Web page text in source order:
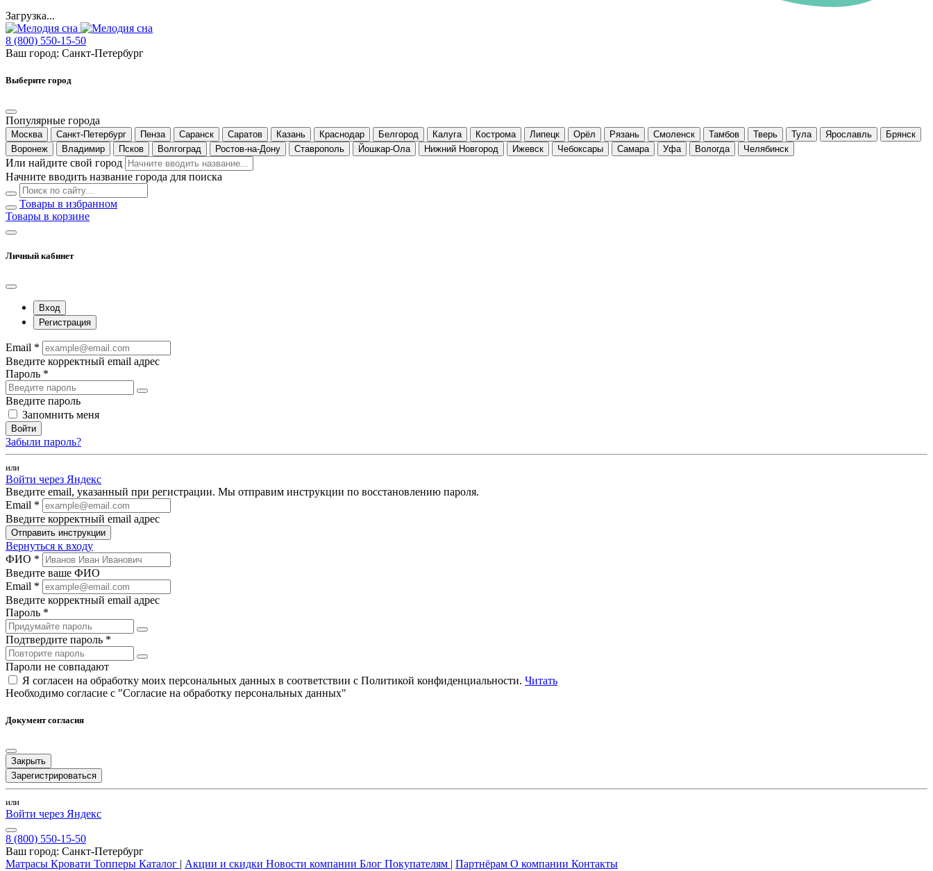
Загрузка...
8 (800) 550-15-50
Ваш город: Санкт-Петербург
Выберите город
Популярные города
Москва Санкт-Петербург Пенза Саранск Саратов Казань Краснодар Белгород Калуга Кострома Липецк Орёл Рязань Смоленск Тамбов Тверь Тула Ярославль
Брянск
Воронеж
Владимир Псков Волгоград Ростов-на-Дону Ставрополь Йошкар-Ола Нижний Новгород Ижевск Чебоксары Самара Уфа Вологда Челябинск
Или найдите свой город
Начните вводить название города для поиска
Товары в избранном
Товары в корзине
Личный кабинет
Вход
Регистрация
Email *
Введите корректный email адрес
Пароль *
Введите пароль
Запомнить меня
Войти
Забыли пароль?
или
Войти через Яндекс
Введите email, указанный при регистрации. Мы отправим инструкции по восстановлению пароля.
Email *
Введите корректный email адрес
Отправить инструкции
Вернуться к входу
ФИО *
Введите ваше ФИО
Email *
Введите корректный email адрес
Пароль *
Подтвердите пароль *
Пароли не совпадают
Я согласен на обработку моих персональных данных в соответствии с Политикой конфиденциальности. Читать
Необходимо согласие с "Согласие на обработку персональных данных"
Документ согласия
Закрыть
Зарегистрироваться
или
Войти через Яндекс
8 (800) 550-15-50
Ваш город: Санкт-Петербург
Матрасы Кровати Топперы Каталог | Акции и скидки Новости компании Блог Покупателям | Партнёрам О компании Контакты